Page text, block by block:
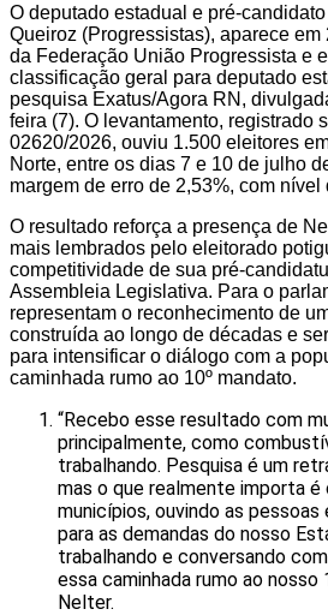
O deputado estadual e pré-
Queiroz (Progressistas), aparece em
da Federação União Progressista e
classificação geral para deputado
pesquisa Exatus/Agora RN,
feira (7). O levantamento, registrado
02620/2026, ouviu 1.500 eleitores
Norte, entre os dias 7 e 10 de julho
margem de erro de 2,53%, com
O resultado reforça a presença de
mais lembrados pelo eleitorado
competitividade de sua pré-
Assembleia Legislativa. Para o
representam o reconhecimento de
construída ao longo de décadas e
para intensificar o diálogo com a
caminhada rumo ao 10º mandato.
“Recebo esse resultado com
principalmente, como
trabalhando. Pesquisa é um
mas o que realmente importa
municípios, ouvindo as
para as demandas do nosso
trabalhando e conversando
essa caminhada rumo ao nosso
Nelter.